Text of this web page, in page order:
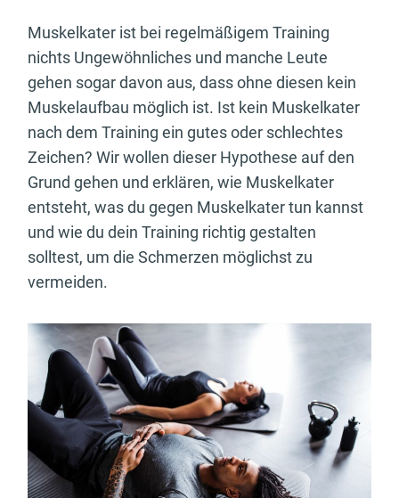
Muskelkater ist bei regelmäßigem Training
nichts Ungewöhnliches und manche Leute
gehen sogar davon aus, dass ohne diesen kein
Muskelaufbau möglich ist. Ist kein Muskelkater
nach dem Training ein gutes oder schlechtes
Zeichen? Wir wollen dieser Hypothese auf den
Grund gehen und erklären, wie Muskelkater
entsteht, was du gegen Muskelkater tun kannst
und wie du dein Training richtig gestalten
solltest, um die Schmerzen möglichst zu
vermeiden.